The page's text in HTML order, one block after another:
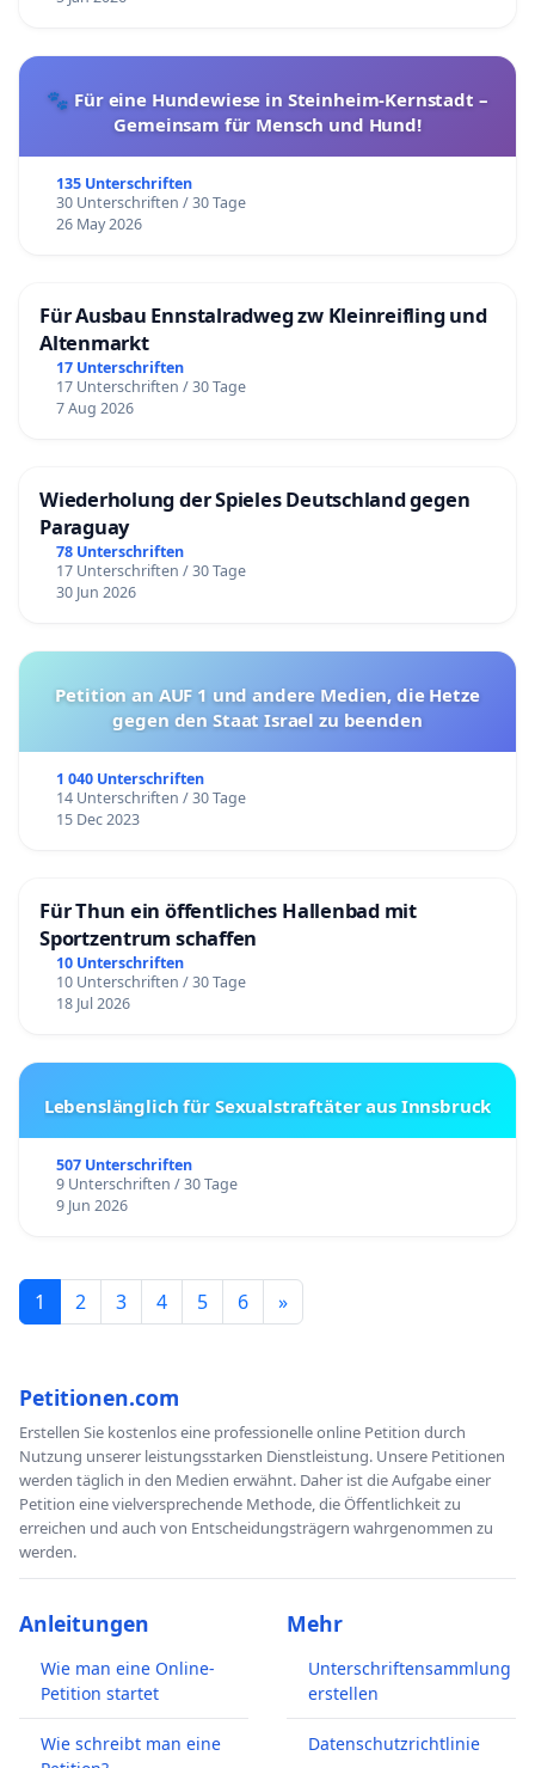
🐾 Für eine Hundewiese in Steinheim-Kernstadt –
Gemeinsam für Mensch und Hund!
135 Unterschriften
30 Unterschriften / 30 Tage
26 May 2026
Für Ausbau Ennstalradweg zw Kleinreifling und
Altenmarkt
17 Unterschriften
17 Unterschriften / 30 Tage
7 Aug 2026
Wiederholung der Spieles Deutschland gegen
Paraguay
78 Unterschriften
17 Unterschriften / 30 Tage
30 Jun 2026
Petition an AUF 1 und andere Medien, die Hetze
gegen den Staat Israel zu beenden
1 040 Unterschriften
14 Unterschriften / 30 Tage
15 Dec 2023
Für Thun ein öffentliches Hallenbad mit
Sportzentrum schaffen
10 Unterschriften
10 Unterschriften / 30 Tage
18 Jul 2026
Lebenslänglich für Sexualstraftäter aus Innsbruck
507 Unterschriften
9 Unterschriften / 30 Tage
9 Jun 2026
1 2 3 4 5 6 »
Petitionen.com
Erstellen Sie kostenlos eine professionelle online Petition durch
Nutzung unserer leistungsstarken Dienstleistung. Unsere Petitionen
werden täglich in den Medien erwähnt. Daher ist die Aufgabe einer
Petition eine vielversprechende Methode, die Öffentlichkeit zu
erreichen und auch von Entscheidungsträgern wahrgenommen zu
werden.
Anleitungen
Wie man eine Online-
Petition startet
Wie schreibt man eine
Mehr
Unterschriftensammlung
erstellen
Datenschutzrichtlinie